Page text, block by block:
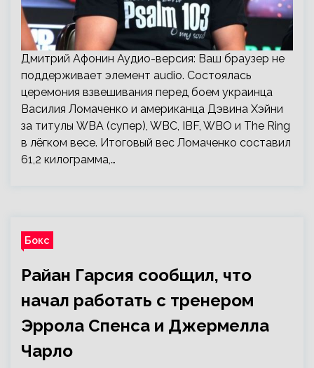
Дмитрий Афонин Аудио-версия: Ваш браузер не
поддерживает элемент audio. Состоялась
церемония взвешивания перед боем украинца
Василия Ломаченко и американца Дэвина Хэйни
за титулы WBA (супер), WBC, IBF, WBO и The Ring
в лёгком весе. Итоговый вес Ломаченко составил
61,2 килограмма,…
Бокс
Райан Гарсия сообщил, что
начал работать с тренером
Эррола Спенса и Джермелла
Чарло